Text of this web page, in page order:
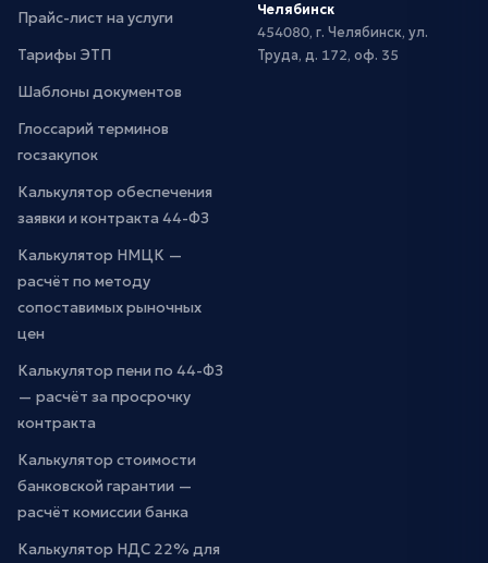
Прайс-лист на услуги
Тарифы ЭТП
Шаблоны документов
Глоссарий терминов
госзакупок
Калькулятор обеспечения
заявки и контракта 44-ФЗ
Калькулятор НМЦК —
расчёт по методу
сопоставимых рыночных
цен
Калькулятор пени по 44-ФЗ
— расчёт за просрочку
контракта
Калькулятор стоимости
банковской гарантии —
расчёт комиссии банка
Калькулятор НДС 22% для
Челябинск
454080, г. Челябинск, ул.
Труда, д. 172, оф. 35